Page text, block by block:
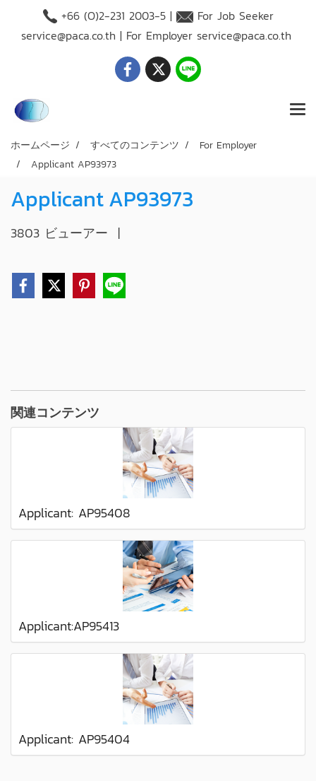
+66 (O)2-231 2003-5 |
For Job Seeker
service@paca.co.th | For Employer service@paca.co.th
ホームページ すべてのコンテンツ
For Employer
Applicant AP93973
Applicant AP93973
3803 ビューアー |
関連コンテンツ
Applicant: AP95408
Applicant:AP95413
Applicant: AP95404